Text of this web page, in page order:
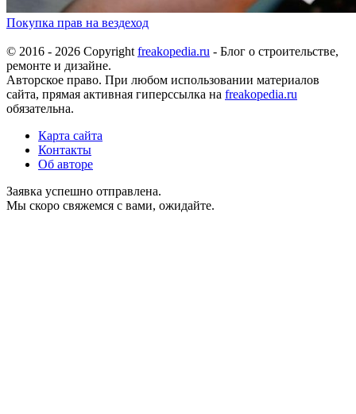
Покупка прав на вездеход
© 2016 - 2026 Copyrightfreakopedia.ru - Блог о строительстве,
ремонте и дизайне.
Авторское право. При любом использовании материалов
сайта, прямая активная гиперссылка на freakopedia.ru
обязательна.
Карта сайта
Контакты
Об авторе
Заявка успешно отправлена.
Мы скоро свяжемся с вами, ожидайте.